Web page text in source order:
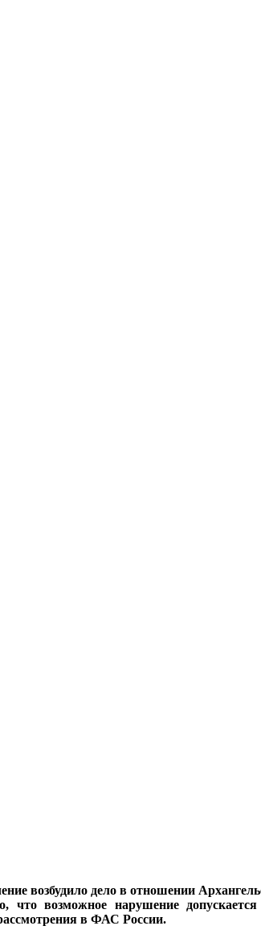
возбудило дело в отношении
что возможное нарушение
в ФАС России.